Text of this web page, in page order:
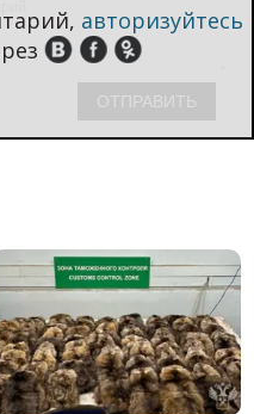
авторизуйтесь